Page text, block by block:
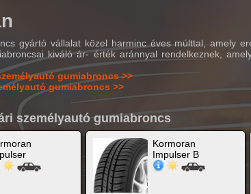
gyártó vállalat közel harminc éves múlttal, amely
kiváló ár- érték aránnyal rendelkeznek,
gumiabroncs >>
gumiabroncs >>
személyautó gumiabroncs
Kormoran
Impulser B